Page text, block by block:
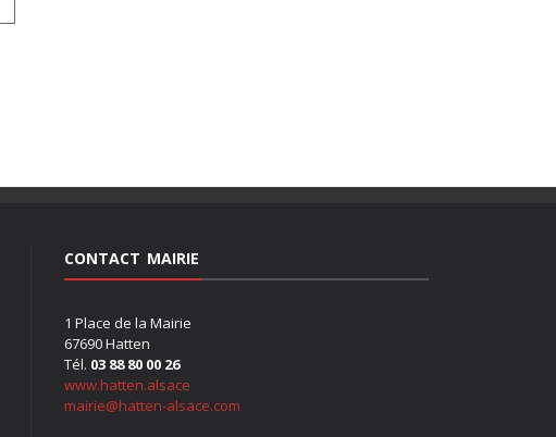
CONTACT MAIRIE
1 Place de la Mairie
67690 Hatten
Tél. 03 88 80 00 26
www.hatten.alsace
mairie@hatten-alsace.com